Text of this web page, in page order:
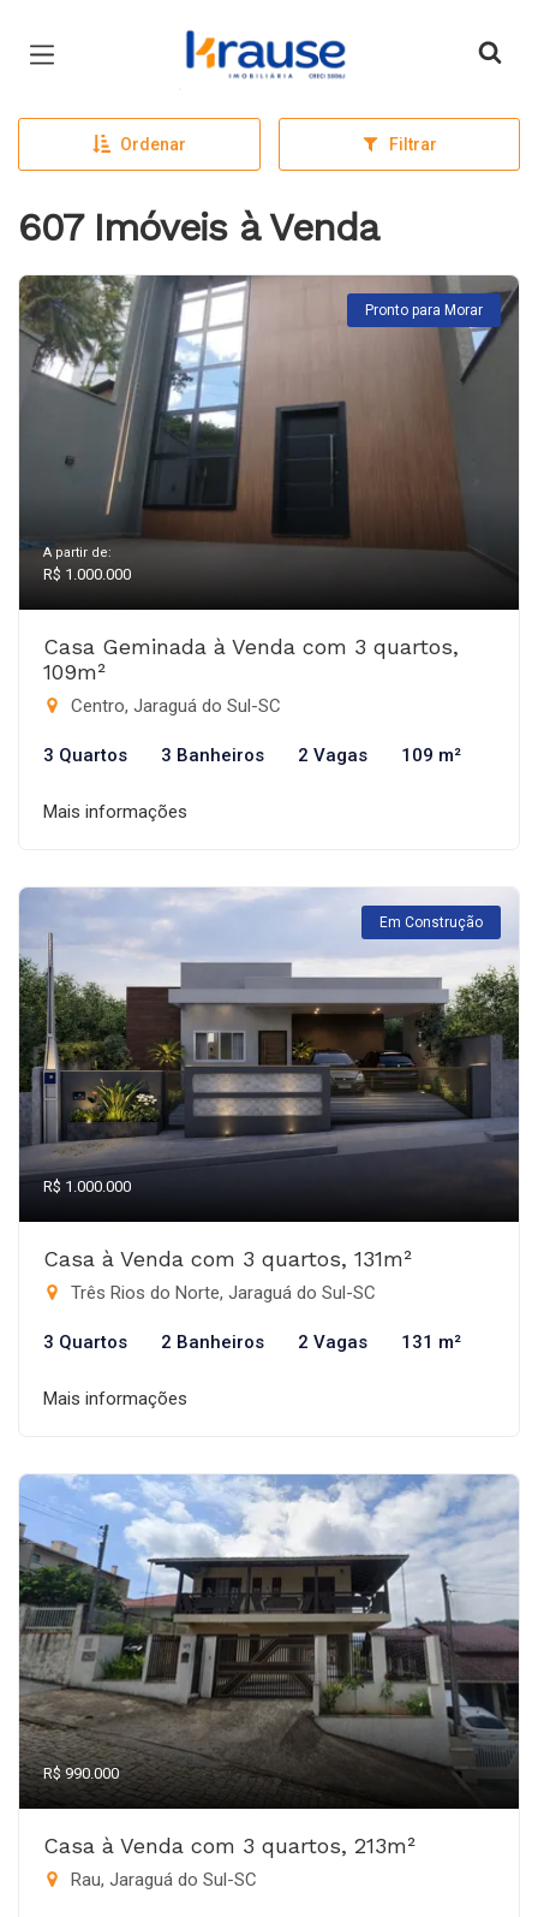
Página inicial
Ordenar Filtrar
607 Imóveis à Venda
Pronto para Morar
A partir de:
R$ 1.000.000
Casa Geminada à Venda com 3 quartos,
109m²
Centro, Jaraguá do Sul-SC
3 Quartos 3 Banheiros 2 Vagas 109 m²
Mais informações
Em Construção
R$ 1.000.000
Casa à Venda com 3 quartos, 131m²
Três Rios do Norte, Jaraguá do Sul-SC
3 Quartos 2 Banheiros 2 Vagas 131 m²
Mais informações
R$ 990.000
Casa à Venda com 3 quartos, 213m²
Rau, Jaraguá do Sul-SC